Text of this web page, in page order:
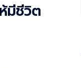
มีชีวิต